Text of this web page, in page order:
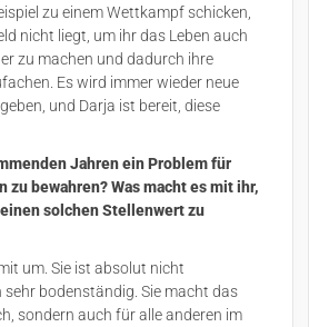
zu einem Wettkampf schicken,
nicht liegt, um ihr das Leben auch
zu machen und dadurch ihre
Es wird immer wieder neue
und Darja ist bereit, diese
Jahren ein Problem für
zu bewahren? Was macht es mit ihr,
solchen Stellenwert zu
um. Sie ist absolut nicht
bodenständig. Sie macht das
sondern auch für alle anderen im